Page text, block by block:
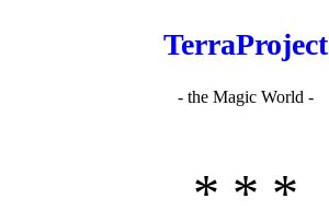
TerraProject
- the Magic World -
* * *